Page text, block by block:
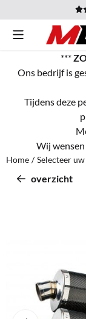
Cookievoorkeuren
***
Ons bedrijf is
Tijdens deze
Wij
Home / Selecteer
overzicht